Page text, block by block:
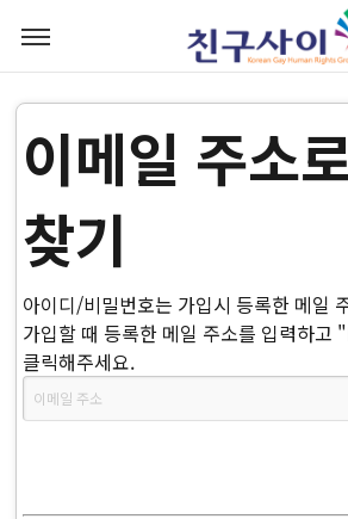
이메일 주소
찾기
아이디/비밀번호는 가입시 등록한 메일
가입할 때 등록한 메일 주소를 입력하고
클릭해주세요.